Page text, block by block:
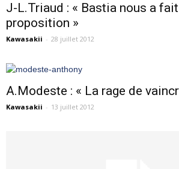
J-L.Triaud : « Bastia nous a
proposition »
Kawasakii - 28 juillet 2012
A.Modeste : « La rage de
Kawasakii - 13 juillet 2012